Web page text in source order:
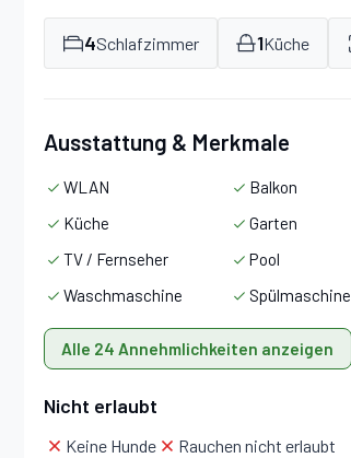
4Schlafzimmer 1Küche
Ausstattung & Merkmale
WLAN
Küche
TV / Fernseher
Waschmaschine
Balkon
Garten
Pool
Spülmaschine
Alle 24 Annehmlichkeiten anzeigen
Nicht erlaubt
Keine Hunde Rauchen nicht erlaubt